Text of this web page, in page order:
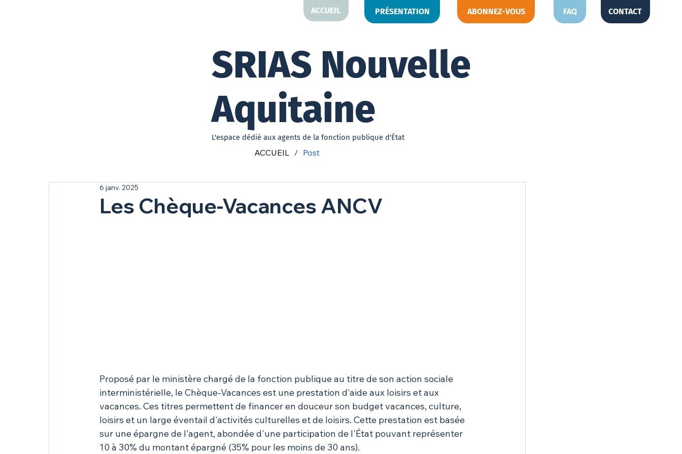
SRIAS Nouvelle
Aquitaine
L'espace dédié aux agents de la fonction publique d'État
ACCUEIL PRÉSENTATION ABONNEZ-VOUS FAQ CONTACT
ACCUEIL / Post
Les Chèque-Vacances ANCV
6 janv. 2025
Proposé par le ministère chargé de la fonction publique au titre de son action sociale
interministérielle, le Chèque-Vacances est une prestation d'aide aux loisirs et aux
vacances. Ces titres permettent de financer en douceur son budget vacances, culture,
loisirs et un large éventail d'activités culturelles et de loisirs. Cette prestation est basée
sur une épargne de l'agent, abondée d'une participation de l'État pouvant représenter
10 à 30% du montant épargné (35% pour les moins de 30 ans).